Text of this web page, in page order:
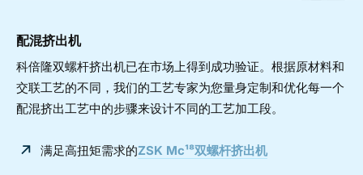
配混挤出机
科倍隆双螺杆挤出机已在市场上得到成功验证。根据原材料和
交联工艺的不同，我们的工艺专家为您量身定制和优化每一个
配混挤出工艺中的步骤来设计不同的工艺加工段。
满足高扭矩需求的ZSK Mc¹⁸双螺杆挤出机